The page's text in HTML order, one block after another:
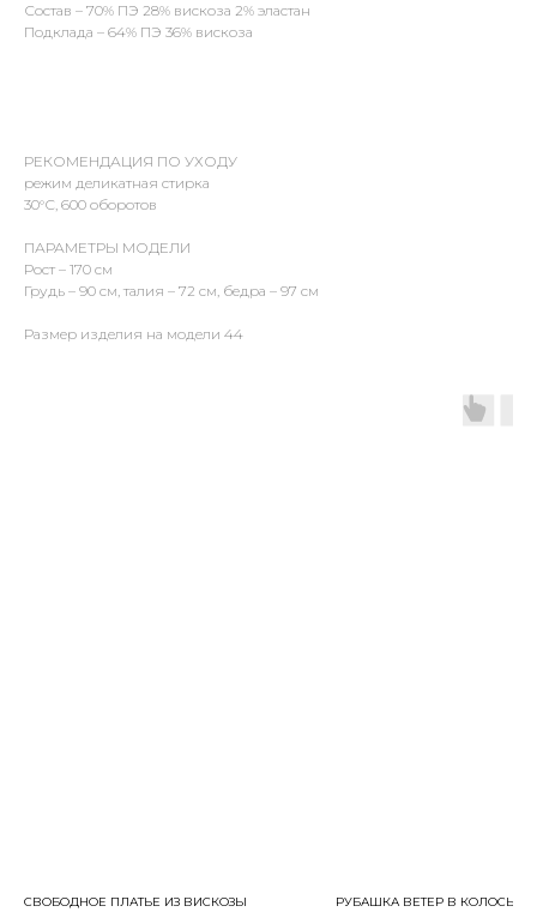
Состав – 70% ПЭ 28% вискоза 2% эластан
Подклада – 64% ПЭ 36% вискоза
РЕКОМЕНДАЦИЯ ПО УХОДУ
режим деликатная стирка
30°С, 600 оборотов
ПАРАМЕТРЫ МОДЕЛИ
Рост – 170 см
Грудь – 90 см, талия – 72 см, бедра – 97 см
Размер изделия на модели 44
СВОБОДНОЕ ПЛАТЬЕ ИЗ ВИСКОЗЫ РУБАШКА ВЕТЕР В КОЛОСЬЯХ